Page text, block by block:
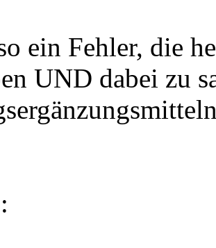
ein Fehler, die
UND dabei zu